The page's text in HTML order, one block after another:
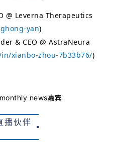
@ Leverna Therapeutics
yan)
& CEO @ AstraNeura
xianbo-zhou-7b33b76/)
news嘉宾
播伙伴